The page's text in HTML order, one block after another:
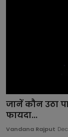
जानें कौन उठा
फायदा...
Vandana Rajput